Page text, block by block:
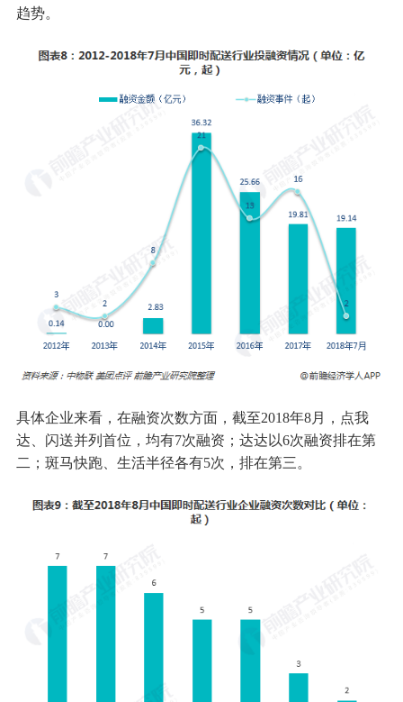
趋势。
具体企业来看，在融资次数方面，截至2018年8月，点我
达、闪送并列首位，均有7次融资；达达以6次融资排在第
二；斑马快跑、生活半径各有5次，排在第三。